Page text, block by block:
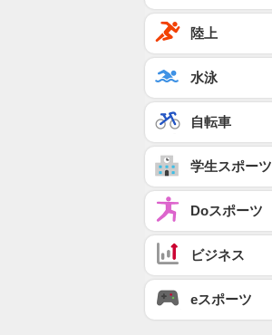
陸上
水泳
自転車
学生スポーツ
Doスポーツ
ビジネス
eスポーツ